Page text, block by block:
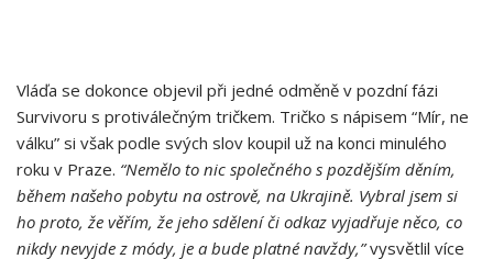
Vláďa se dokonce objevil při jedné odměně v pozdní fázi
Survivoru s protiválečným tričkem. Tričko s nápisem “Mír, ne
válku” si však podle svých slov koupil už na konci minulého
roku v Praze. “Nemělo to nic společného s pozdějším děním,
během našeho pobytu na ostrově, na Ukrajině. Vybral jsem si
ho proto, že věřím, že jeho sdělení či odkaz vyjadřuje něco, co
nikdy nevyjde z módy, je a bude platné navždy,”vysvětlil více